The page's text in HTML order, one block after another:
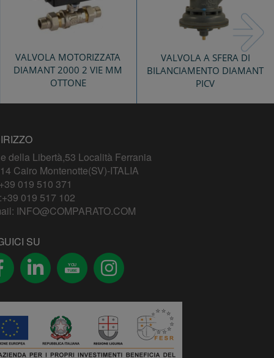
VALVOLA MOTORIZZATA
DIAMANT 2000 2 VIE MM
OTTONE
VALVOLA A SFERA DI
BILANCIAMENTO DIAMANT
PICV
della Libertà,53 Località Ferrania
Cairo Montenotte(SV)-ITALIA
+39 019 510 371
019 517 102
INFO@COMPARATO.COM
SU
YOU
TUBE